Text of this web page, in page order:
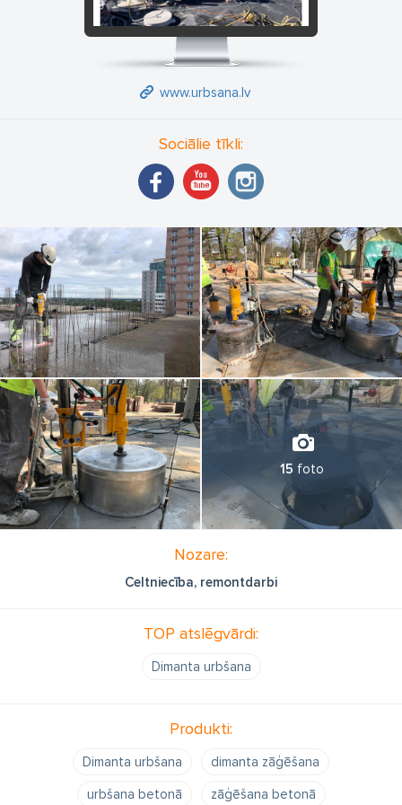
www.urbsana.lv
Sociālie tīkli:
15 foto
Nozare:
Celtniecība, remontdarbi
TOP atslēgvārdi:
Dimanta urbšana
Produkti:
Dimanta urbšana
dimanta zāģēšana
urbšana betonā
zāģēšana betonā